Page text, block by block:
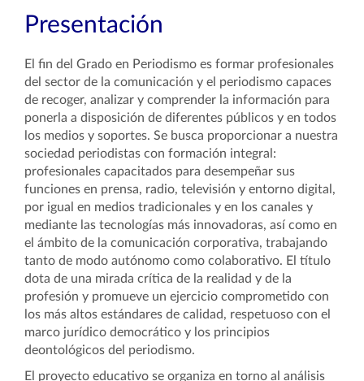
Presentación
El fin del Grado en Periodismo es formar profesionales
del sector de la comunicación y el periodismo capaces
de recoger, analizar y comprender la información para
ponerla a disposición de diferentes públicos y en todos
los medios y soportes. Se busca proporcionar a nuestra
sociedad periodistas con formación integral:
profesionales capacitados para desempeñar sus
funciones en prensa, radio, televisión y entorno digital,
por igual en medios tradicionales y en los canales y
mediante las tecnologías más innovadoras, así como en
el ámbito de la comunicación corporativa, trabajando
tanto de modo autónomo como colaborativo. El título
dota de una mirada crítica de la realidad y de la
profesión y promueve un ejercicio comprometido con
los más altos estándares de calidad, respetuoso con el
marco jurídico democrático y los principios
deontológicos del periodismo.
El proyecto educativo se organiza en torno al análisis